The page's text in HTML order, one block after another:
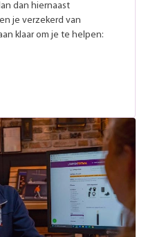
dan hiernaast
je verzekerd van
klaar om je te helpen: